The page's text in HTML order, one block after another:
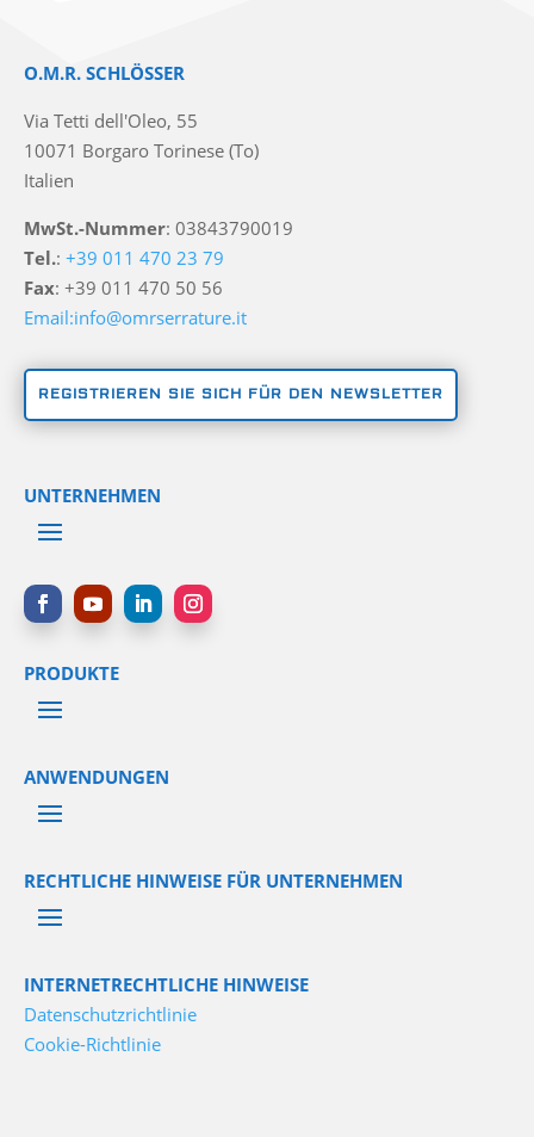
O.M.R. SCHLÖSSER
Via Tetti dell'Oleo, 55
10071 Borgaro Torinese (To)
Italien
MwSt.-Nummer: 03843790019
Tel.:+39 011 470 23 79
Fax: +39 011 470 50 56
Email:info@omrserrature.it
REGISTRIEREN SIE SICH FÜR DEN NEWSLETTER
UNTERNEHMEN
PRODUKTE
ANWENDUNGEN
RECHTLICHE HINWEISE FÜR UNTERNEHMEN
INTERNETRECHTLICHE HINWEISE
Datenschutzrichtlinie
Cookie-Richtlinie